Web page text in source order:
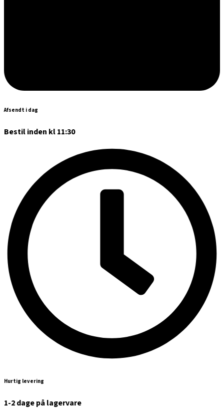
Afsendt i dag
Bestil inden kl 11:30
Hurtig levering
1-2 dage på lagervare